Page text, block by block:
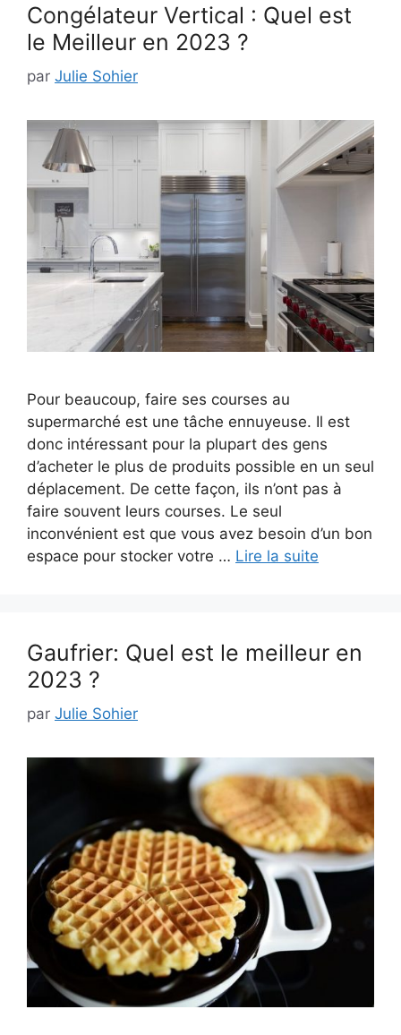
Congélateur Vertical : Quel est
le Meilleur en 2023 ?
par Julie Sohier
Pour beaucoup, faire ses courses au
supermarché est une tâche ennuyeuse. Il est
donc intéressant pour la plupart des gens
d’acheter le plus de produits possible en un seul
déplacement. De cette façon, ils n’ont pas à
faire souvent leurs courses. Le seul
inconvénient est que vous avez besoin d’un bon
espace pour stocker votre … Lire la suite
Gaufrier: Quel est le meilleur en
2023 ?
par Julie Sohier